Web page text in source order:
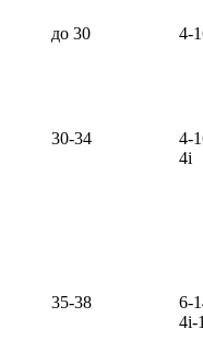
до 30 4-
30-34
4-
4i
35-38
6-
4i-